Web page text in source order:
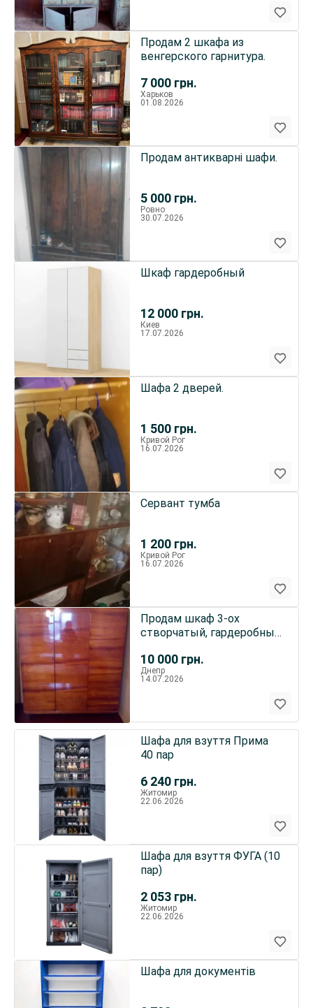
7 000 грн.
Продам 2 шкафа из
венгерского гарнитура.
Харьков
01.08.2026
5 000 грн.
Продам антикварні шафи.
Ровно
30.07.2026
12 000 грн.
Шкаф гардеробный
Киев
17.07.2026
1 500 грн.
Шафа 2 дверей.
Кривой Рог
16.07.2026
1 200 грн.
Сервант тумба
Кривой Рог
16.07.2026
10 000 грн.
Продам шкаф 3-ох
створчатый, гардеробный
Днепр
14.07.2026
6 240 грн.
Шафа для взуття Прима
40 пар
Житомир
22.06.2026
2 053 грн.
Шафа для взуття ФУГА (10
пар)
Житомир
22.06.2026
Шафа для документів